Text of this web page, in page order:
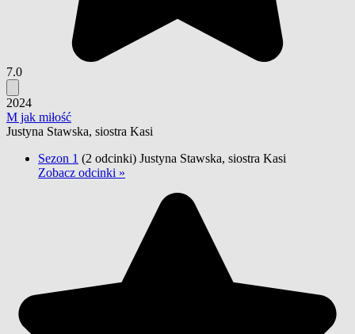
7.0
2024
M jak miłość
Justyna Stawska, siostra Kasi
Sezon 1 (2 odcinki) Justyna Stawska, siostra Kasi
Zobacz odcinki »